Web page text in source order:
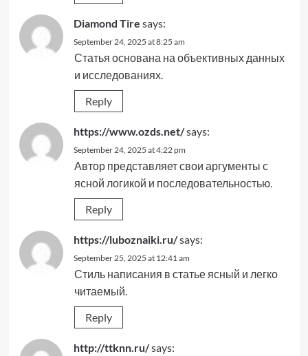
Diamond Tire says:
September 24, 2025 at 8:25 am
Статья основана на объективных данных
и исследованиях.
Reply
https://www.ozds.net/says:
September 24, 2025 at 4:22 pm
Автор представляет свои аргументы с
ясной логикой и последовательностью.
Reply
https://luboznaiki.ru/says:
September 25, 2025 at 12:41 am
Стиль написания в статье ясный и легко
читаемый.
Reply
http://ttknn.ru/says: